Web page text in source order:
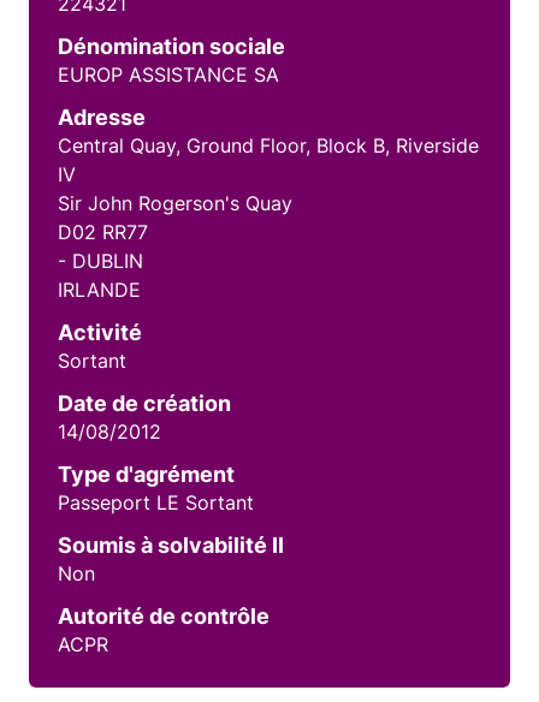
Dénomination sociale
EUROP ASSISTANCE SA
Adresse
Central Quay, Ground Floor, Block B, Riverside
IV
Sir John Rogerson's Quay
D02 RR77
- DUBLIN
IRLANDE
Activité
Sortant
Date de création
14/08/2012
Type d'agrément
Passeport LE Sortant
Soumis à solvabilité II
Non
Autorité de contrôle
ACPR